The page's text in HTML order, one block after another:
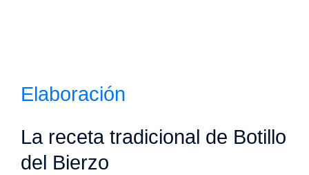
Elaboración
La receta tradicional de Botillo
del Bierzo